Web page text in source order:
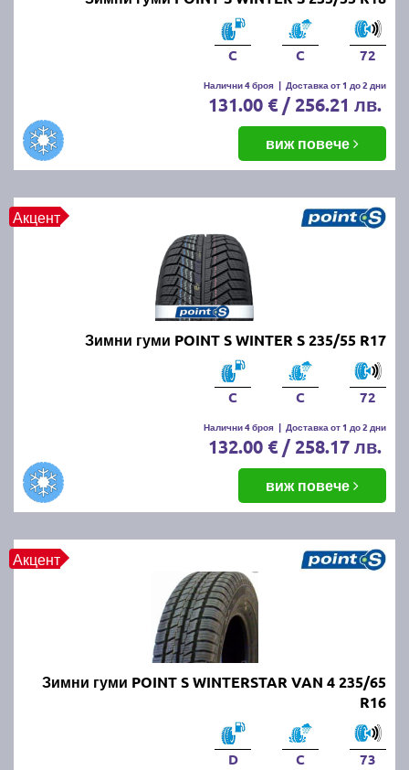
C C 72
Налични 4 броя | Доставка от 1 до 2 дни
131.00 € / 256.21 лв.
виж повече
Акцент
Зимни гуми POINT S WINTER S 235/55 R17
C C 72
Налични 4 броя | Доставка от 1 до 2 дни
132.00 € / 258.17 лв.
виж повече
Акцент
Зимни гуми POINT S WINTERSTAR VAN 4 235/65
R16
D C 73